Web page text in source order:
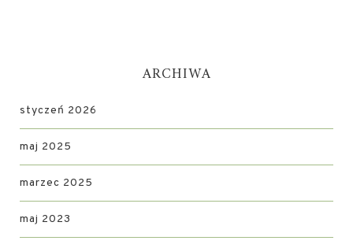
ARCHIWA
styczeń 2026
maj 2025
marzec 2025
maj 2023